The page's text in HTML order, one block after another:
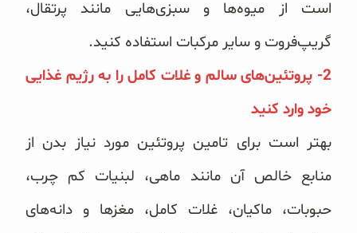
است از میوه‌ها و سبزی‌هایی مانند پرتقال،
گریپ‌فروت و سایر مرکبات استفاده کنید.
2- پروتئین‌های سالم و غلات کامل را به رژیم غذایی
خود وارد کنید
بهتر است برای تامین پروتئین مورد نیاز بدن از
منابع خالص آن مانند ماهی، لبنیات کم چرب،
حبوبات، ماکیان، غلات کامل، مغزها و دانه‌های